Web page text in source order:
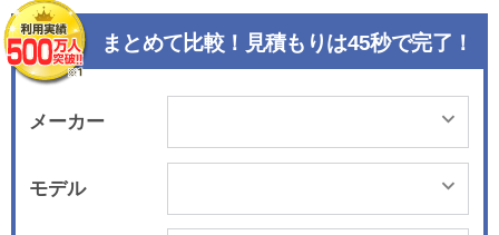
まとめて比較！見積もりは45秒で完了！
メーカー
モデル